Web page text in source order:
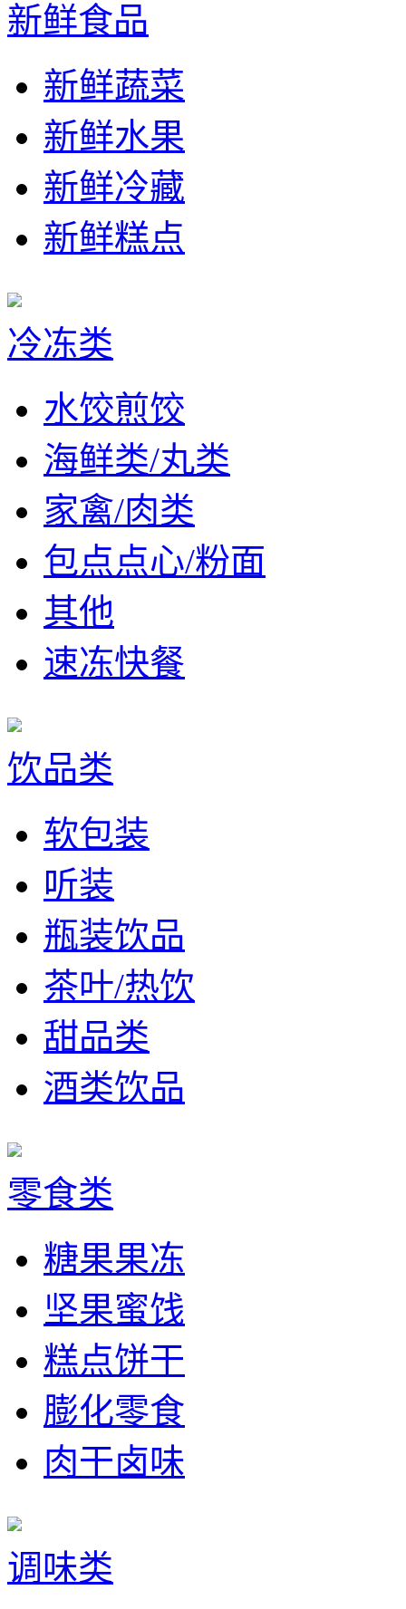
新鲜食品
新鲜蔬菜
新鲜水果
新鲜冷藏
新鲜糕点
冷冻类
水饺煎饺
海鲜类/丸类
家禽/肉类
包点点心/粉面
其他
速冻快餐
饮品类
软包装
听装
瓶装饮品
茶叶/热饮
甜品类
酒类饮品
零食类
糖果果冻
坚果蜜饯
糕点饼干
膨化零食
肉干卤味
调味类